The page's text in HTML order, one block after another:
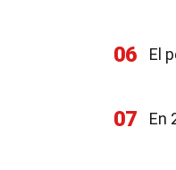
06 El
07 En